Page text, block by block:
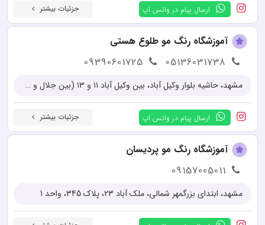
ارسال پیام در واتس اپ جزئیات بیشتر
آموزشگاه رنگ مو طلوع هستی
05136031738
09390601725
مشهد، حاشیه بلوار وکیل آباد، بین وکیل آباد ۱۱ و ۱۳ (بین جلال و سروش)، جنب لوازم خانگی اسنوا، پلاک ۱۲۳
ارسال پیام در واتس اپ جزئیات بیشتر
آموزشگاه رنگ مو پردیسان
09157005011
مشهد، ابتدای بزرگمهر شمالی، ملک آباد 23، پلاک 345، واحد 1